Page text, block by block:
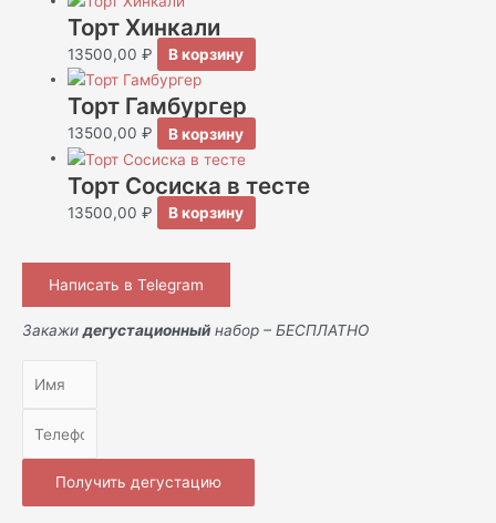
Торт Хинкали
13500,00₽ В корзину
Торт Гамбургер
13500,00₽ В корзину
Торт Сосиска в тесте
13500,00₽ В корзину
Написать в Telegram
Закажи дегустационный набор – БЕСПЛАТНО
Получить дегустацию